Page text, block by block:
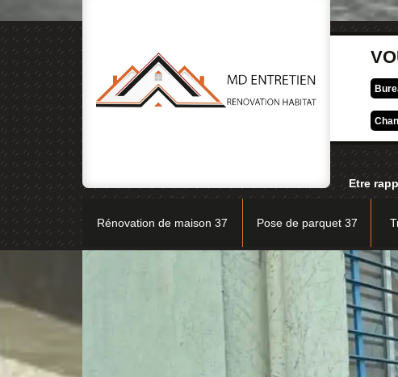
Etre
Rénovation de maison 37 Pose de parquet 37